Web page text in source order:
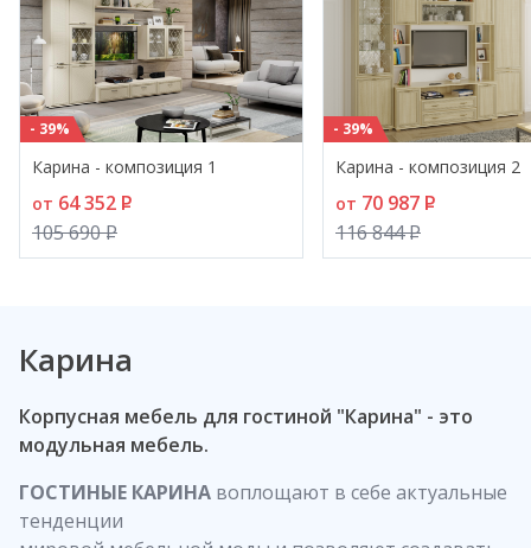
- 39%
Карина - композиция 1
от 64 352 P
105 690P
- 39%
Карина - композиция 2
от 70 987 P
116 844P
Карина
Корпусная мебель для гостиной "Карина" - это
модульная мебель.
ГОСТИНЫЕ КАРИНА воплощают в себе актуальные
тенденции